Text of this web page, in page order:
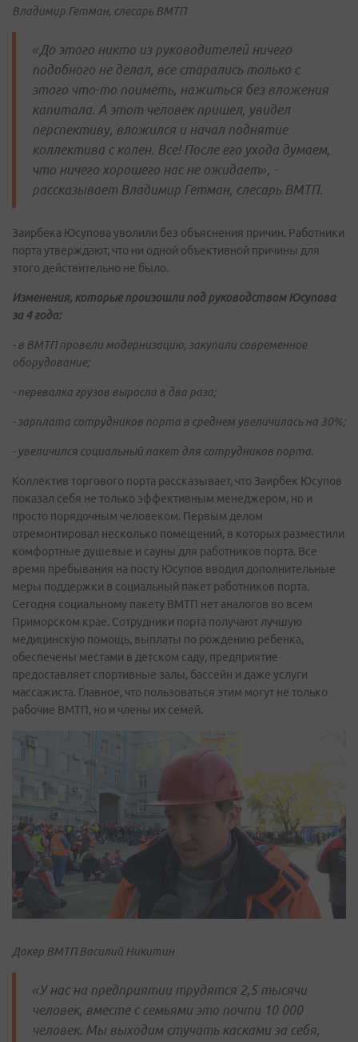
Владимир Гетман, слесарь ВМТП
«До этого никто из руководителей ничего
подобного не делал, все старались только с
этого что-то поиметь, нажиться без вложения
капитала. А этот человек пришел, увидел
перспективу, вложился и начал поднятие
коллектива с колен. Все! После его ухода думаем,
что ничего хорошего нас не ожидает», -
рассказывает Владимир Гетман, слесарь ВМТП.
Заирбека Юсупова уволили без объяснения причин. Работники
порта утверждают, что ни одной объективной причины для
этого действительно не было.
Изменения, которые произошли под руководством Юсупова
за 4 года:
- в ВМТП провели модернизацию, закупили современное
оборудование;
- перевалка грузов выросла в два раза;
- зарплата сотрудников порта в среднем увеличилась на 30%;
- увеличился социальный пакет для сотрудников порта.
Коллектив торгового порта рассказывает, что Заирбек Юсупов
показал себя не только эффективным менеджером, но и
просто порядочным человеком. Первым делом
отремонтировал несколько помещений, в которых разместили
комфортные душевые и сауны для работников порта. Все
время пребывания на посту Юсупов вводил дополнительные
меры поддержки в социальный пакет работников порта.
Сегодня социальному пакету ВМТП нет аналогов во всем
Приморском крае. Сотрудники порта получают лучшую
медицинскую помощь, выплаты по рождению ребенка,
обеспечены местами в детском саду, предприятие
предоставляет спортивные залы, бассейн и даже услуги
массажиста. Главное, что пользоваться этим могут не только
рабочие ВМТП, но и члены их семей.
Докер ВМТП Василий Никитин
«У нас на предприятии трудятся 2,5 тысячи
человек, вместе с семьями это почти 10 000
человек. Мы выходим стучать касками за себя,